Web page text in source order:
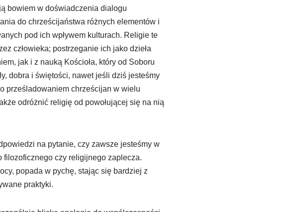
bowiem w doświadczenia dialogu
do chrześcijaństwa różnych elementów i
pod ich wpływem kulturach. Religie te
człowieka; postrzeganie ich jako dzieła
jak i z nauką Kościoła, który od Soboru
dobra i świętości, nawet jeśli dziś jesteśmy
prześladowaniem chrześcijan w wielu
odróżnić religię od powołującej się na nią
na pytanie, czy zawsze jesteśmy w
filozoficznego czy religijnego zaplecza.
popada w pychę, stając się bardziej z
praktyki.